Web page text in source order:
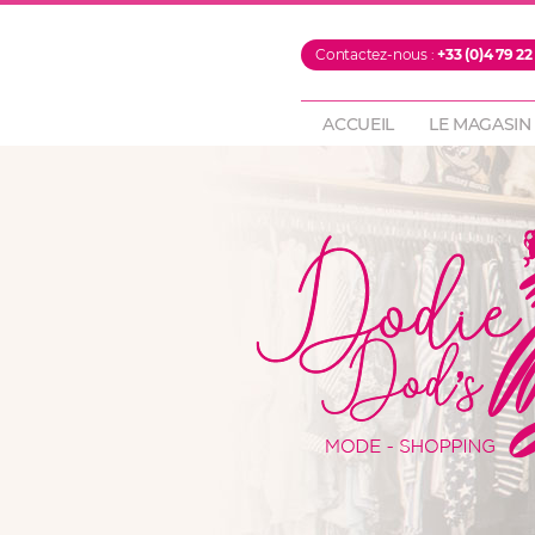
Contactez-nous :+33 (0)4 79
ACCUEIL LE MAGASIN
PANTALONS
FOULARDS &